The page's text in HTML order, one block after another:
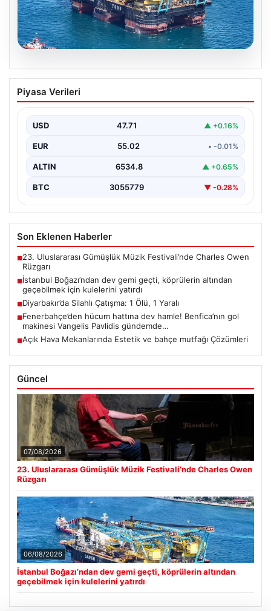
06.08.2026
İstanbul Boğazı’ndan dev gemi geçti,
köprülerin altından geçebilmek için
Bahama bayraklı yarı batık vinç ve boru döşeme gemisi
Piyasa Verileri
USD 47.71 ▲ +0.16%
EUR 55.02 • -0.01%
ALTIN 6534.8 ▲ +0.65%
BTC 3055779 ▼ -0.28%
Son Eklenen Haberler
■23. Uluslararası Gümüşlük Müzik Festivali’nde Charles Owen
Rüzgarı
■İstanbul Boğazı’ndan dev gemi geçti, köprülerin altından
geçebilmek için kulelerini yatırdı
■Diyarbakır’da Silahlı Çatışma: 1 Ölü, 1 Yaralı
■Fenerbahçe’den hücum hattına dev hamle! Benfica’nın gol
makinesi Vangelis Pavlidis gündemde…
■Açık Hava Mekanlarında Estetik ve bahçe mutfağı Çözümleri
Güncel
07/08/2026
23. Uluslararası Gümüşlük Müzik Festivali’nde Charles Owen
Rüzgarı
06/08/2026
İstanbul Boğazı’ndan dev gemi geçti, köprülerin altından
geçebilmek için kulelerini yatırdı